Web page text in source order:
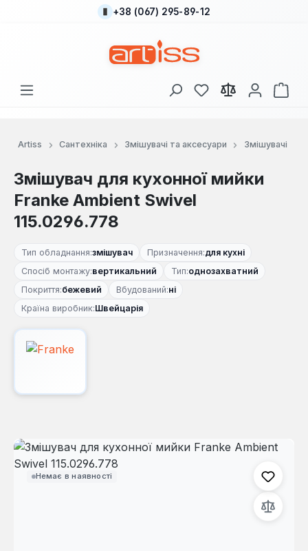
Перейти до основного вмісту
+38 (067) 295-89-12
У вас є 0 у списку
Artiss Сантехніка Змішувачі та аксесуари Змішувачі
Змішувач для кухонної мийки
Franke Ambient Swivel
115.0296.778
Тип обладнання:змішувач Призначення:для кухні
Спосіб монтажу:вертикальний Тип:однозахватний
Покриття:бежевий Вбудований:ні
Країна виробник:Швейцарія
Немає в наявності
Пропустити галерею зображень